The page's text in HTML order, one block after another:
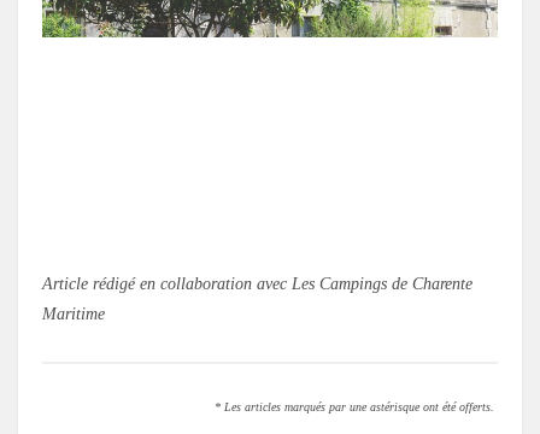
Article rédigé en collaboration avec Les Campings de Charente
Maritime
* Les articles marqués par une astérisque ont été offerts.